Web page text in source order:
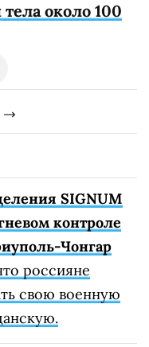
около 100
SIGNUM
контроле
Чонгар
россияне
свою военную